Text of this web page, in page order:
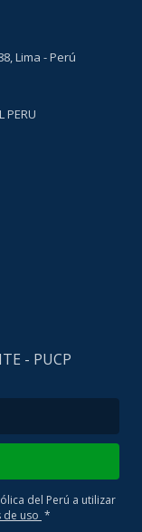
Lima - Perú
PERU
- PUCP
del Perú a utilizar
de uso *